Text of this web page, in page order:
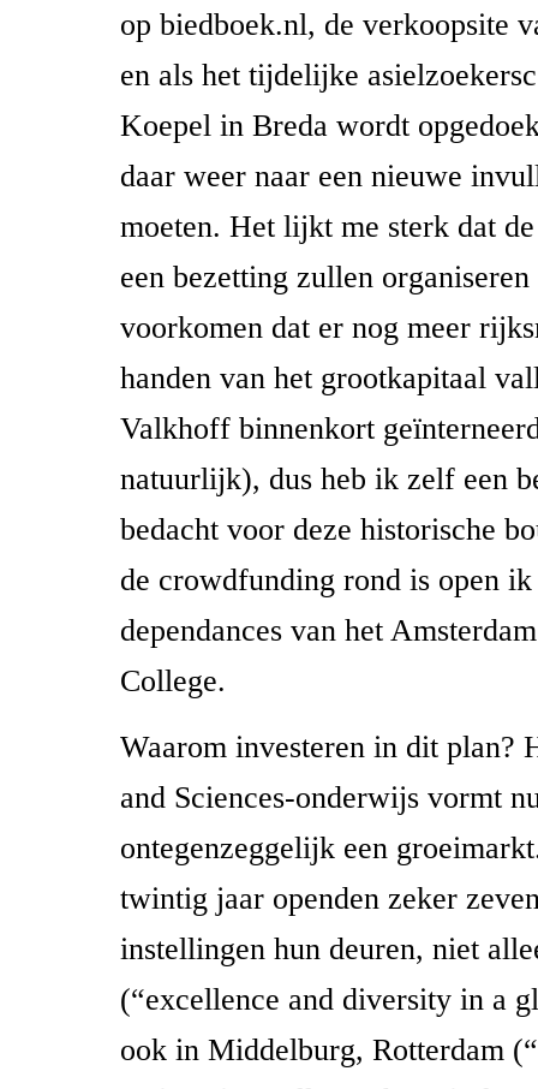
op biedboek.nl, de verkoopsite
en als het tijdelijke
Koepel in Breda wordt
daar weer naar een nieuwe
moeten. Het lijkt me sterk dat
een bezetting zullen organiseren
voorkomen dat er nog meer
handen van het grootkapitaal
Valkhoff binnenkort
natuurlijk), dus heb ik zelf een
bedacht voor deze historische
de crowdfunding rond is open
dependances van het
College.
Waarom investeren in dit plan?
and Sciences-onderwijs vormt
ontegenzeggelijk een
twintig jaar openden zeker
instellingen hun deuren, niet
(“excellence and diversity in a
ook in Middelburg, Rotterdam